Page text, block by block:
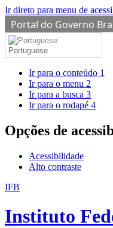
Ir direto para menu de
Portal do Governo
Portuguese
Ir para o conteúdo 1
Ir para o menu 2
Ir para a busca 3
Ir para o rodapé 4
Opções de
Acessibilidade
Alto contraste
IFB
Instituto